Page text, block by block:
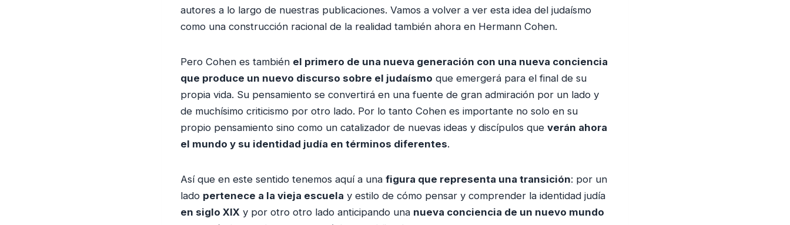
b
a
autores a lo largo de nuestras publicaciones. Vamos a volver a ver esta idea del judaísmo
como una construcción racional de la realidad también ahora en Hermann Cohen.
Pero Cohen es también el primero de una nueva generación con una nueva conciencia
que produce un nuevo discurso sobre el judaísmo que emergerá para el final de su
propia vida. Su pensamiento se convertirá en una fuente de gran admiración por un lado y
de muchísimo criticismo por otro lado. Por lo tanto Cohen es importante no solo en su
propio pensamiento sino como un catalizador de nuevas ideas y discípulos que verán ahora
el mundo y su identidad judía en términos diferentes.
Así que en este sentido tenemos aquí a una figura que representa una transición: por un
lado pertenece a la vieja escuela y estilo de cómo pensar y comprender la identidad judía
en siglo XIX y por otro otro lado anticipando una nueva conciencia de un nuevo mundo